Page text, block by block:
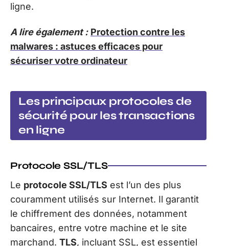
ligne.
A lire également : Protection contre les
malwares : astuces efficaces pour
sécuriser votre ordinateur
Les principaux protocoles de
sécurité pour les transactions
en ligne
Protocole SSL/TLS
Le protocole SSL/TLS est l’un des plus
couramment utilisés sur Internet. Il garantit
le chiffrement des données, notamment
bancaires, entre votre machine et le site
marchand. TLS, incluant SSL, est essentiel